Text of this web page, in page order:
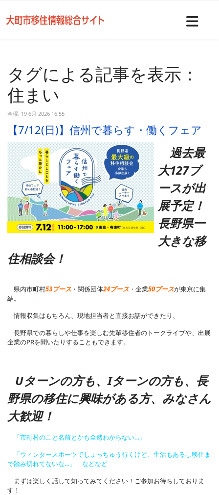
タグによる記事を表示：
住まい
金曜, 19 6月 2026 16:55
【7/12(日)】信州で暮らす・働くフェア
過去最
大127ブ
ースが出
展予定！
長野県一
大きな移
住相談会！
県内市町村53ブース ・関係団体24ブース ・企業50ブースが東京に集
結。
情報収集はもちろん、現地担当者と直接お話ができたり、
長野県での暮らしや仕事を楽しむ先輩移住者のトークライブや、出展
企業のPRを聞いたりすることもできます。
Uターンの方も、Iターンの方も、長
野県の移住に興味がある方、みなさん
大歓迎！
「市町村のこと名前とかも全然わからない…」
「ウィンタースポーツでしょっちゅう行くけど、生活もあるし移住ま
で踏み切れてないな…」 などなど
まずは楽しく話して知ってみてください！ご参加お待ちしておりま
す！